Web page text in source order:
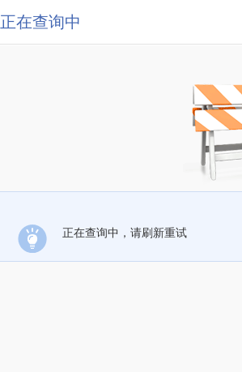
正在查询中
正在查询中，请刷新重试